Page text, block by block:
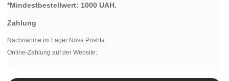
*Mindestbestellwert: 1000 UAH.
Zahlung
Nachnahme im Lager Nova Poshta
Online-Zahlung auf der Website: